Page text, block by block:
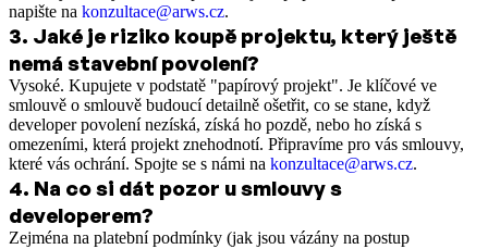
napište na konzultace@arws.cz.
3. Jaké je riziko koupě projektu, který ještě
nemá stavební povolení?
Vysoké. Kupujete v podstatě "papírový projekt". Je klíčové ve
smlouvě o smlouvě budoucí detailně ošetřit, co se stane, když
developer povolení nezíská, získá ho pozdě, nebo ho získá s
omezeními, která projekt znehodnotí. Připravíme pro vás smlouvy,
které vás ochrání. Spojte se s námi na konzultace@arws.cz.
4. Na co si dát pozor u smlouvy s
developerem?
Zejména na platební podmínky (jak jsou vázány na postup